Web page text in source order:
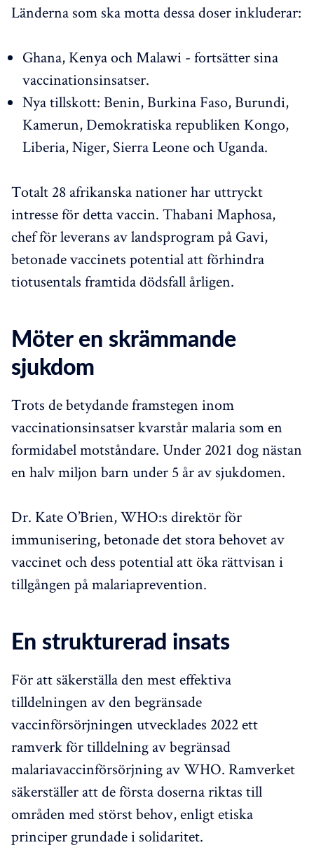
Länderna som ska motta dessa doser inkluderar:
Ghana, Kenya och Malawi - fortsätter sina
vaccinationsinsatser.
Nya tillskott: Benin, Burkina Faso, Burundi,
Kamerun, Demokratiska republiken Kongo,
Liberia, Niger, Sierra Leone och Uganda.
Totalt 28 afrikanska nationer har uttryckt
intresse för detta vaccin. Thabani Maphosa,
chef för leverans av landsprogram på Gavi,
betonade vaccinets potential att förhindra
tiotusentals framtida dödsfall årligen.
Möter en skrämmande
sjukdom
Trots de betydande framstegen inom
vaccinationsinsatser kvarstår malaria som en
formidabel motståndare. Under 2021 dog nästan
en halv miljon barn under 5 år av sjukdomen.
Dr. Kate O’Brien, WHO:s direktör för
immunisering, betonade det stora behovet av
vaccinet och dess potential att öka rättvisan i
tillgången på malariaprevention.
En strukturerad insats
För att säkerställa den mest effektiva
tilldelningen av den begränsade
vaccinförsörjningen utvecklades 2022 ett
ramverk för tilldelning av begränsad
malariavaccinförsörjning av WHO. Ramverket
säkerställer att de första doserna riktas till
områden med störst behov, enligt etiska
principer grundade i solidaritet.